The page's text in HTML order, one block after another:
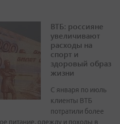
ВТБ: россияне
увеличивают
расходы на
спорт и
здоровый образ
жизни
С января по июль
клиенты ВТБ
потратили более
питание, одежду и походы в